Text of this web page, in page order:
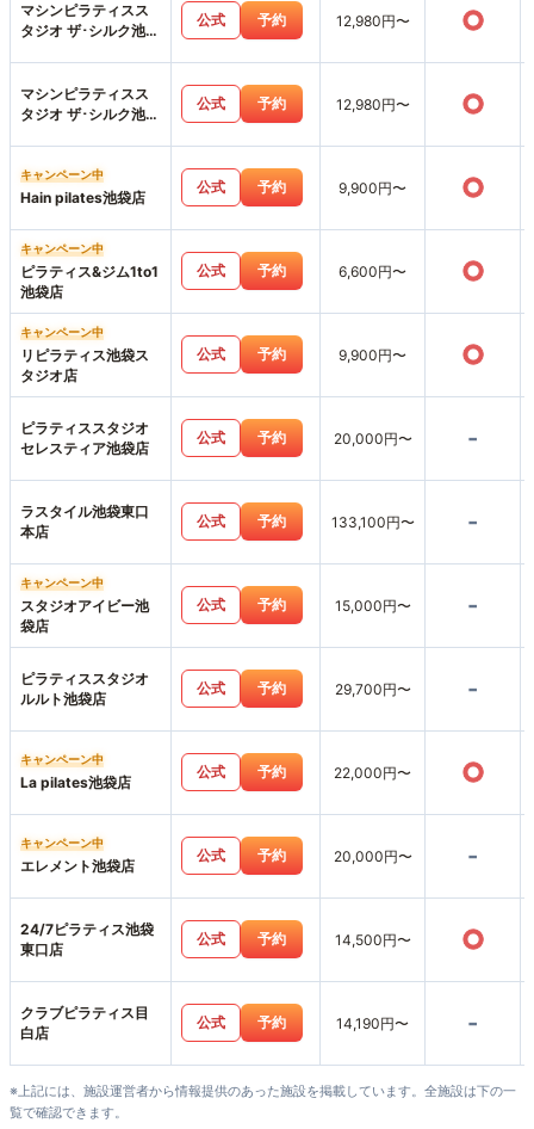
マシンピラティスス
タジオ ザ･シルク池袋
公式 予約 12,980円〜 ○
マシンピラティスス
タジオ ザ･シルク池袋
公式 予約 12,980円〜 ○
キャンペーン中
Hain pilates池袋店
公式 予約 9,900円〜 ○
キャンペーン中
ピラティス&ジム1to1
池袋店
公式 予約 6,600円〜 ○
キャンペーン中
リピラティス池袋ス
タジオ店
公式 予約 9,900円〜 ○
ピラティススタジオ
セレスティア池袋店
公式 予約 20,000円〜 -
ラスタイル池袋東口
本店
公式 予約 133,100円〜 -
キャンペーン中
スタジオアイビー池
袋店
公式 予約 15,000円〜 -
ピラティススタジオ
ルルト池袋店
公式 予約 29,700円〜 -
キャンペーン中
La pilates池袋店
公式 予約 22,000円〜 ○
キャンペーン中
エレメント池袋店
公式 予約 20,000円〜 -
24/7ピラティス池袋
東口店
公式 予約 14,500円〜 ○
クラブピラティス目
白店
公式 予約 14,190円〜 -
※上記には、施設運営者から情報提供のあった施設を掲載しています。全施設は下の一
覧で確認できます。